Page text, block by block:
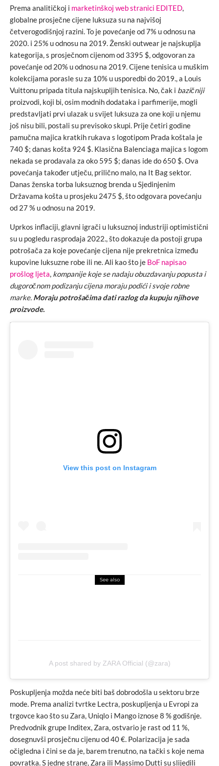
Prema analitičkoj i marketinškoj web stranici EDITED,
globalne prosječne cijene luksuza su na najvišoj
četverogodišnjoj razini. To je povećanje od 7% u odnosu na
2020. i 25% u odnosu na 2019. Ženski outwear je najskuplja
kategorija, s prosječnom cijenom od 3395 $, odgovoran za
povećanje od 20% u odnosu na 2019. Cijene tenisica u muškim
kolekcijama porasle su za 10% u usporedbi do 2019., a Louis
Vuittonu pripada titula najskupljih tenisica. No, čak i bazičniji
proizvodi, koji bi, osim modnih dodataka i parfimerije, mogli
predstavljati prvi ulazak u svijet luksuza za one koji u njemu
još nisu bili, postali su previsoko skupi. Prije četiri godine
pamučna majica kratkih rukava s logotipom Prada koštala je
740 $; danas košta 924 $. Klasična Balenciaga majica s logom
nekada se prodavala za oko 595 $; danas ide do 650 $. Ova
povećanja također utječu, prilično malo, na It Bag sektor.
Danas ženska torba luksuznog brenda u Sjedinjenim
Državama košta u prosjeku 2475 $, što odgovara povećanju
od 27 % u odnosu na 2019.
Uprkos inflaciji, glavni igrači u luksuznoj industriji optimistični
su u pogledu rasprodaja 2022., što dokazuje da postoji grupa
potrošača za koje povećanje cijena nije prekretnica između
kupovine luksuzne robe ili ne. Ali kao što je BoF napisao
prošlog ljeta, kompanije koje se nadaju obuzdavanju popusta i
dugoročnom podizanju cijena moraju podići i svoje robne
marke. Moraju potrošačima dati razlog da kupuju njihove
proizvode.
View this post on Instagram
See also
A post shared by ZARA Official (@zara)
Poskupljenja možda neće biti baš dobrodošla u sektoru brze
mode. Prema analizi tvrtke Lectra, poskupljenja u Evropi za
trgovce kao što su Zara, Uniqlo i Mango iznose 8 % godišnje.
Predvodnik grupe Inditex, Zara, ostvario je rast od 11 %,
dosegnuvši prosječnu cijenu od 40 €. Polarizacija je sada
očigledna i čini se da je, barem trenutno, na tački s koje nema
povratka. S jedne strane, Zara ili Massimo Dutti su slijedili